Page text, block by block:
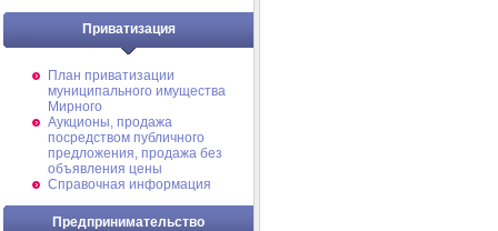
Приватизация
План приватизации
муниципального имущества
Мирного
Аукционы, продажа
посредством публичного
предложения, продажа без
объявления цены
Справочная информация
Предпринимательство